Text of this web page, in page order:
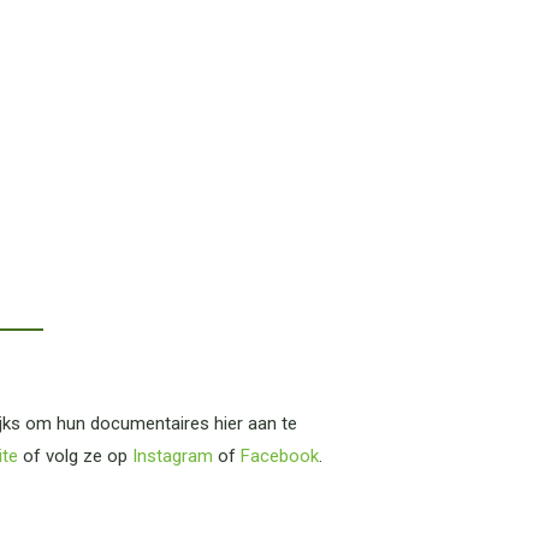
om hun documentaires hier aan te
of volg ze op Instagram of Facebook.